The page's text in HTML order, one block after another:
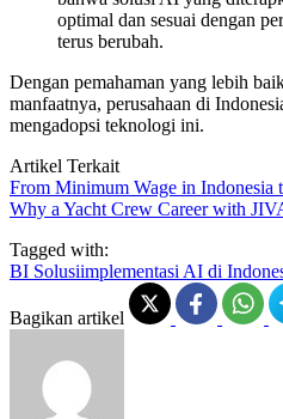
optimal dan sesuai dengan
terus berubah.
Dengan pemahaman yang lebih
manfaatnya, perusahaan di
mengadopsi teknologi ini.
Artikel Terkait
From Minimum Wage in
Why a Yacht Crew Career with
Tagged with:
BI Solusiimplementasi AI di
Bagikan artikel